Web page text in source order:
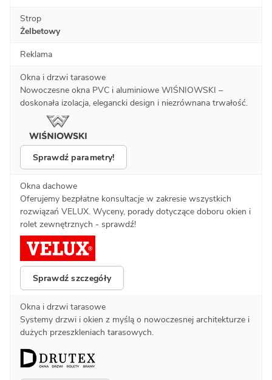
Strop
Żelbetowy
Reklama
Okna i drzwi tarasowe
Nowoczesne okna PVC i aluminiowe WIŚNIOWSKI –
doskonała izolacja, elegancki design i niezrównana trwałość.
Sprawdź parametry!
Okna dachowe
Oferujemy bezpłatne konsultacje w zakresie wszystkich
rozwiązań VELUX. Wyceny, porady dotyczące doboru okien i
rolet zewnętrznych - sprawdź!
Sprawdź szczegóły
Okna i drzwi tarasowe
Systemy drzwi i okien z myślą o nowoczesnej architekturze i
dużych przeszkleniach tarasowych.